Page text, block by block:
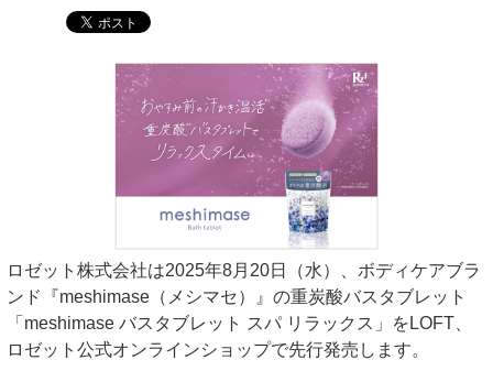
ロゼット株式会社は2025年8月20日（水）、ボディケアブラ
ンド『meshimase（メシマセ）』の重炭酸バスタブレット
「meshimase バスタブレット スパ リラックス」をLOFT、
ロゼット公式オンラインショップで先行発売します。